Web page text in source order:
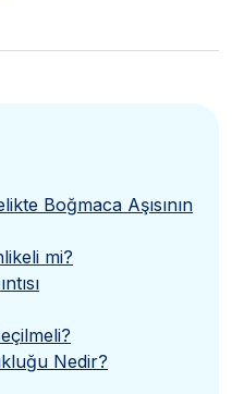
Boğmaca Aşısının
mi?
Nedir?